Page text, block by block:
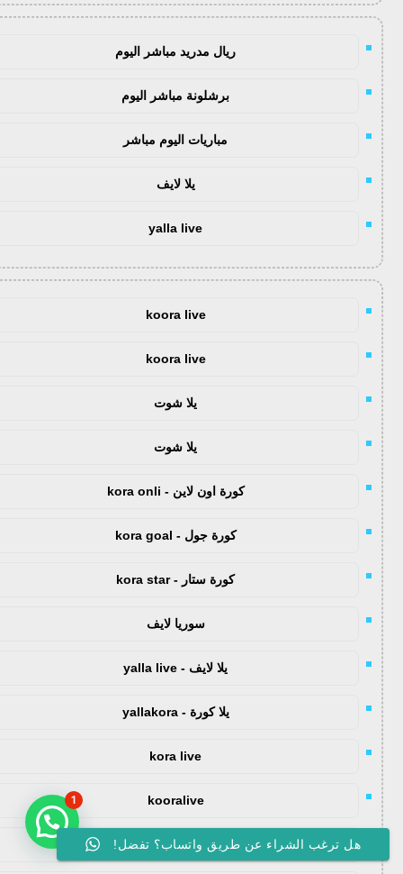
ريال مدريد مباشر اليوم
برشلونة مباشر اليوم
مباريات اليوم مباشر
يلا لايف
yalla live
koora live
koora live
يلا شوت
يلا شوت
كورة اون لاين - kora onli
كورة جول - kora goal
كورة ستار - kora star
سوريا لايف
يلا لايف - yalla live
يلا كورة - yallakora
kora live
kooralive
koora 365
هل ترغب الشراء عن طريق واتساب؟ تفضل!
1